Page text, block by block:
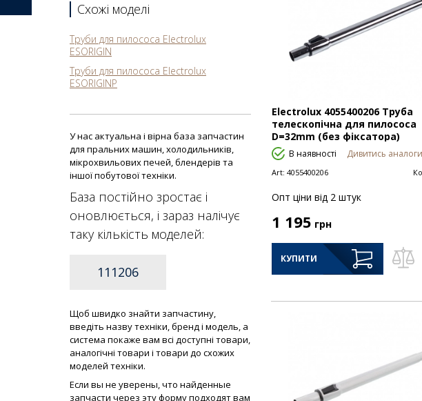
Схожі моделі
Труби для пилососа Electrolux
ESORIGIN
Труби для пилососа Electrolux
ESORIGINP
У нас актуальна і вірна база запчастин
для пральних машин, холодильників,
мікрохвильових печей, блендерів та
іншої побутової техніки.
База постійно зростає і
оновлюється, і зараз налічує
таку кількість моделей:
111206
Щоб швидко знайти запчастину,
введіть назву техніки, бренд і модель, а
система покаже вам всі доступні товари,
аналогічні товари і товари до схожих
моделей техніки.
Если вы не уверены, что найденные
запчасти через эту форму подходят вам
Electrolux 4055400206 Труба
телескопічна для пилососа
D=32mm (без фіксатора)
В наявності Дивитись
Art: 4055400206
Опт цiни від 2 штук
1 195 грн
КУПИТИ